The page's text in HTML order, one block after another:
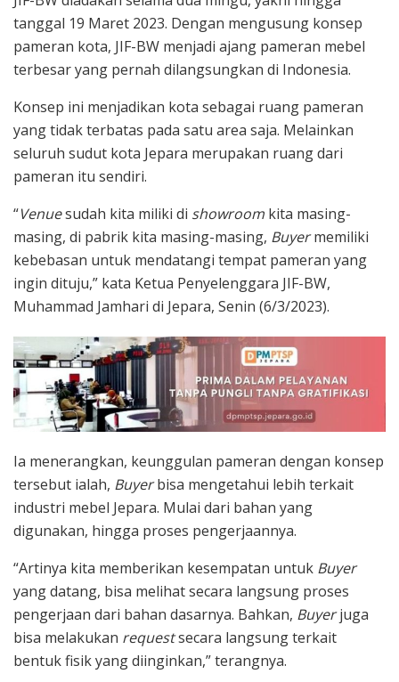
tanggal 19 Maret 2023. Dengan mengusung konsep
pameran kota, JIF-BW menjadi ajang pameran mebel
terbesar yang pernah dilangsungkan di Indonesia.
Konsep ini menjadikan kota sebagai ruang pameran
yang tidak terbatas pada satu area saja. Melainkan
seluruh sudut kota Jepara merupakan ruang dari
pameran itu sendiri.
“Venuesudah kita miliki di showroom kita masing-
masing, di pabrik kita masing-masing, Buyermemiliki
kebebasan untuk mendatangi tempat pameran yang
ingin dituju,” kata Ketua Penyelenggara JIF-BW,
Muhammad Jamhari di Jepara, Senin (6/3/2023).
Ia menerangkan, keunggulan pameran dengan konsep
tersebut ialah, Buyerbisa mengetahui lebih terkait
industri mebel Jepara. Mulai dari bahan yang
digunakan, hingga proses pengerjaannya.
“Artinya kita memberikan kesempatan untuk Buyer
yang datang, bisa melihat secara langsung proses
pengerjaan dari bahan dasarnya. Bahkan, Buyerjuga
bisa melakukan requestsecara langsung terkait
bentuk fisik yang diinginkan,” terangnya.